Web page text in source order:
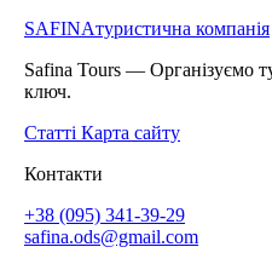
SAFINAтуристична компанія
Safina Tours — Організуємо
ключ.
Статті Карта сайту
Контакти
+38 (095) 341-39-29
safina.ods@gmail.com